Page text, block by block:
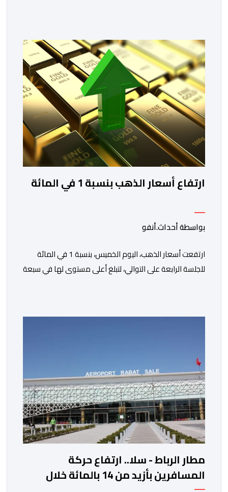
تهدف هذه المبادرة إلى تمكين مغاربة العالم من الاطلاع
على فرص الاستثمار المتاحة بمختلف جهات المملكة،
والاستفادة من مواكبة عن قرب تساعدهم […]
ارتفاع أسعار الذهب بنسبة 1 في المائة
بواسطة أحداث.أنفو
ارتفعت أسعار الذهب، اليوم الخميس، بنسبة 1 في المائة
للجلسة الرابعة على التوالي، لتبلغ أعلى مستوى لها في سبعة
بنسبة 1 في المائة إلى 4285,69 دولارا للأوقية، مسجلا أعلى
مطار الرباط - سلا.. ارتفاع حركة
المسافرين بأزيد من 14 بالمائة خلال